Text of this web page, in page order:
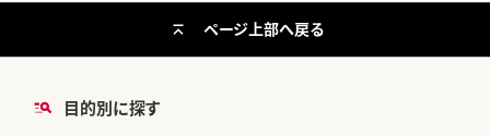
目的別に探す
ページ上部へ戻る